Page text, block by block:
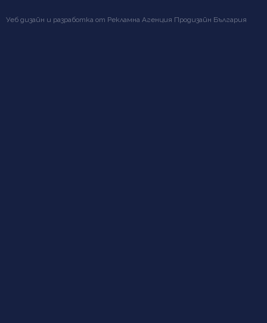
Уеб дизайн и разработка от Рекламна Агенция Продизайн България